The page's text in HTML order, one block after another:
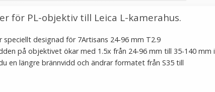
för PL-objektiv till Leica L-kamerahus.
designad för 7Artisans 24-96 mm T2.9
på objektivet ökar med 1.5x från 24-96 mm till 35-140 mm i
en längre brännvidd och ändrar formatet från S35 till